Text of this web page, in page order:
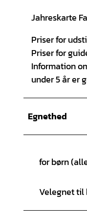
Jahreskarte
Priser for
Priser for
Information
under 5 år er
Egnethed
for børn
Velegnet til